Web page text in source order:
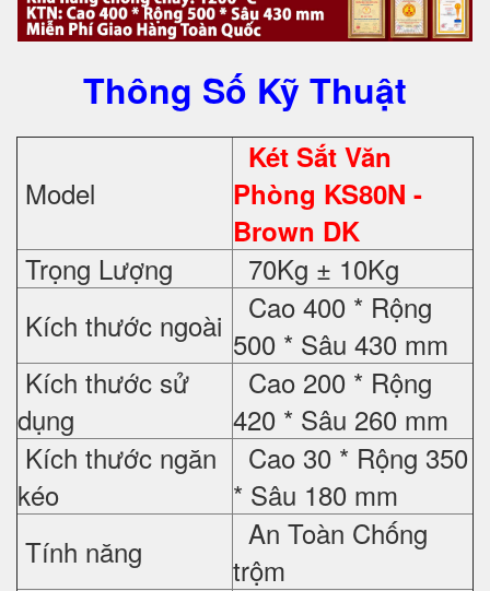
Thông Số Kỹ Thuật
Model
Két Sắt Văn
Phòng KS80N -
Brown DK
Trọng Lượng
70Kg ± 10Kg
Kích thước ngoài
Cao 400 * Rộng
500 * Sâu 430 mm
Kích thước sử
dụng
Cao 200 * Rộng
420 * Sâu 260 mm
Kích thước ngăn
kéo
Cao 30 * Rộng 350
* Sâu 180 mm
Tính năng
An Toàn Chống
trộm